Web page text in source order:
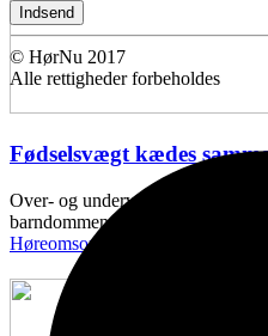
Fødselsvægt kædes
Over- og undervægt ved fødslen,
barndommen, kan kædes
Høreomsorg
11:43 onsdag den
Indsend
© HørNu 2017
Alle rettigheder forbeholdes